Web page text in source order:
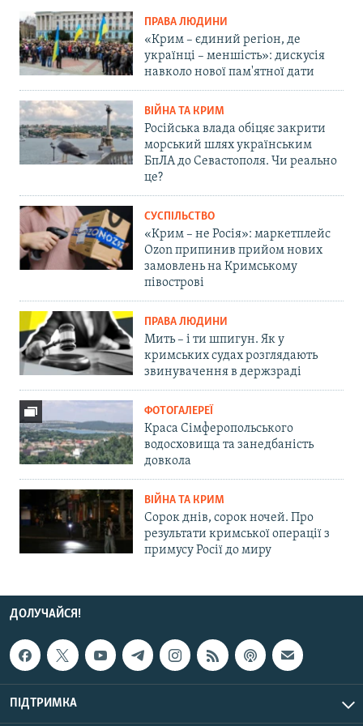
ПРАВА ЛЮДИНИ
«Крим – єдиний регіон, де
українці – меншість»: дискусія
навколо нової пам'ятної дати
ВІЙНА ТА КРИМ
Російська влада обіцяє закрити
морський шлях українським
БпЛА до Севастополя. Чи реально
це?
СУСПІЛЬСТВО
«Крим – не Росія»: маркетплейс
Ozon припинив прийом нових
замовлень на Кримському
півострові
ПРАВА ЛЮДИНИ
Мить – і ти шпигун. Як у
кримських судах розглядають
звинувачення в держзраді
ФОТОГАЛЕРЕЇ
Краса Сімферопольського
водосховища та занедбаність
довкола
ВІЙНА ТА КРИМ
Сорок днів, сорок ночей. Про
результати кримської операції з
примусу Росії до миру
ДОЛУЧАЙСЯ!
ПІДТРИМКА